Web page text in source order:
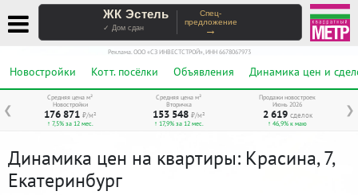
ЖК Эстель
✓ Дом сдан
Спец-
предложение
→
Реклама. ООО «СЗ ИНВЕСТСТРОЙ», ИНН 6678067973
Новостройки Котт. посёлки Объявления Динамика цен и
❮ ❯
Средняя цена м²
Новостройки
176 871 ₽/м²
↑ 7,5% за 12 мес.
Средняя цена м²
Вторичка
153 548 ₽/м²
↑ 17,9% за 12 мес.
Продажи новостроек
Июнь 2026
2 619 сделок
↑ 46,9% к маю
Динамика цен на квартиры: Красина, 7,
Екатеринбург